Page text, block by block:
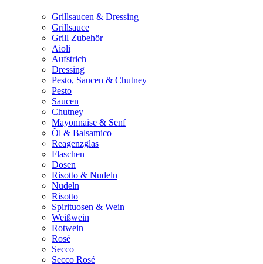
Grillsaucen & Dressing
Grillsauce
Grill Zubehör
Aioli
Aufstrich
Dressing
Pesto, Saucen & Chutney
Pesto
Saucen
Chutney
Mayonnaise & Senf
Öl & Balsamico
Reagenzglas
Flaschen
Dosen
Risotto & Nudeln
Nudeln
Risotto
Spirituosen & Wein
Weißwein
Rotwein
Rosé
Secco
Secco Rosé